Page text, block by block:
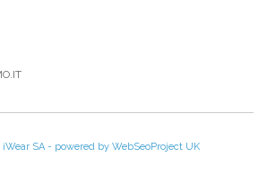
SA - powered by WebSeoProject UK